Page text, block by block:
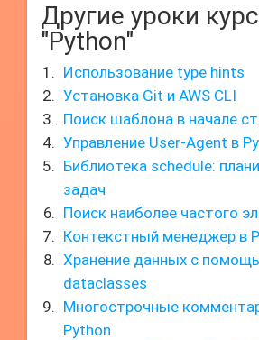
Другие уроки
"Python"
Использование type hints
Установка Git и AWS CLI
Поиск шаблона в начале
Управление User-Agent в
Библиотека schedule:
задач
Поиск наиболее частого
Контекстный менеджер в
Хранение данных с
dataclasses
Многострочные
Python